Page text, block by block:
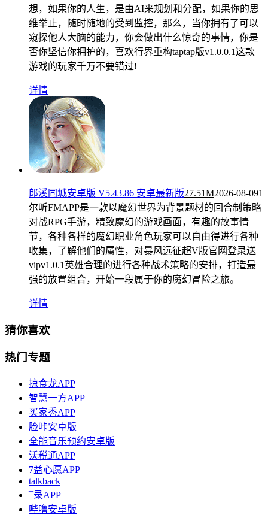
想，如果你的人生，是由AI来规划和分配，如果你的思
维举止，随时随地的受到监控，那么，当你拥有了可以
窥探他人大脑的能力，你会做出什么惊奇的事情，你是
否你坚信你拥护的，喜欢行界重构taptap版v1.0.0.1这款
游戏的玩家千万不要错过!
详情
郎溪同城安卓版 V5.43.86 安卓最新版27.51M2026-08-091
尔听FMAPP是一款以魔幻世界为背景题材的回合制策略
对战RPG手游，精致魔幻的游戏画面，有趣的故事情
节，各种各样的魔幻职业角色玩家可以自由得进行各种
收集，了解他们的属性，对暴风远征超V版官网登录送
vipv1.0.1英雄合理的进行各种战术策略的安排，打造最
强的放置组合，开始一段属于你的魔幻冒险之旅。
详情
猜你喜欢
热门专题
掠食龙APP
智慧一方APP
买家秀APP
脸咔安卓版
全能音乐预约安卓版
沃税通APP
7益心愿APP
talkback
¯录APP
哔噜安卓版